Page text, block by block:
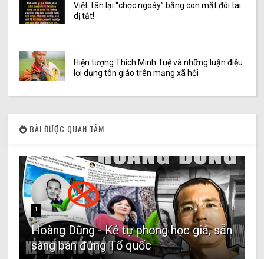
Việt Tân lại “chọc ngoáy” bằng con mắt đôi tai
dị tật!
Hiện tượng Thích Minh Tuệ và những luận điệu
lợi dụng tôn giáo trên mạng xã hội
BÀI ĐƯỢC QUAN TÂM
1
Hoàng Dũng - Kẻ tự phong học giả, sẵn
sàng bán đứng Tổ quốc